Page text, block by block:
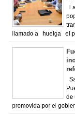
llamado a huelga el
de
promovida por el